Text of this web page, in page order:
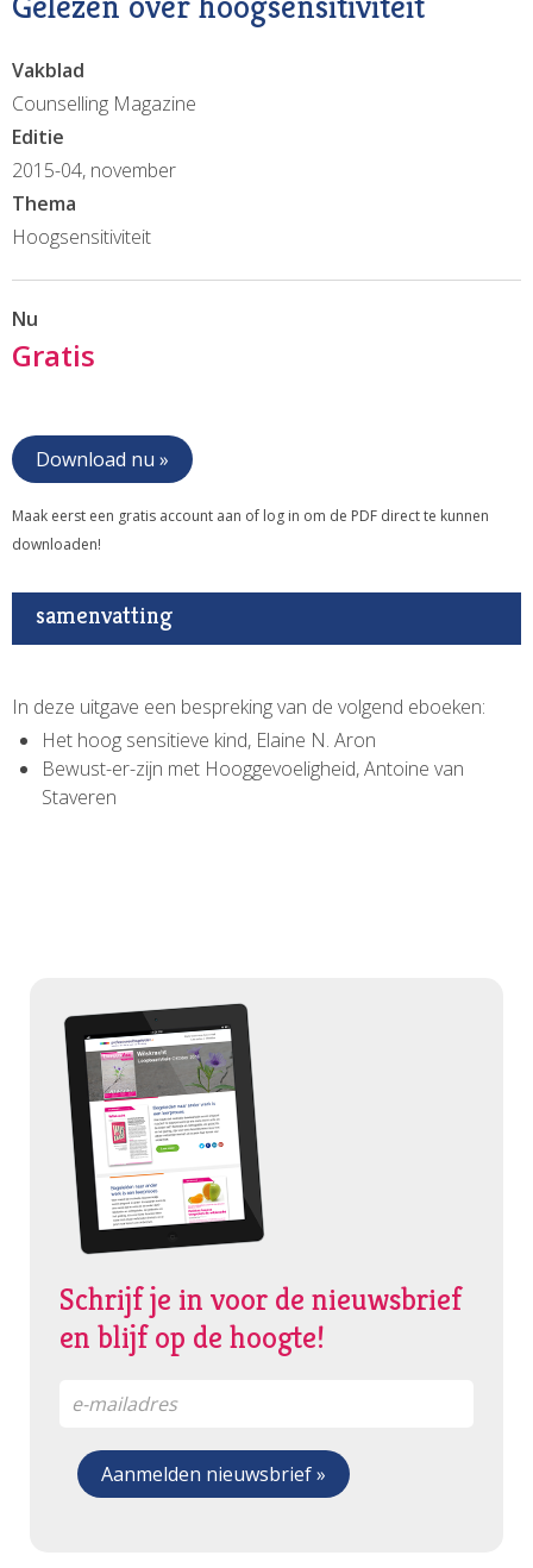
Vakblad
Counselling Magazine
Editie
2015-04, november
Thema
Hoogsensitiviteit
Nu
Gratis
Download nu »
Maak eerst een gratis account aan of log in om de PDF direct te kunnen
downloaden!
samenvatting
In deze uitgave een bespreking van de volgend eboeken:
Het hoog sensitieve kind, Elaine N. Aron
Bewust-er-zijn met Hooggevoeligheid, Antoine van
Staveren
Schrijf je in voor de nieuwsbrief
en blijf op de hoogte!